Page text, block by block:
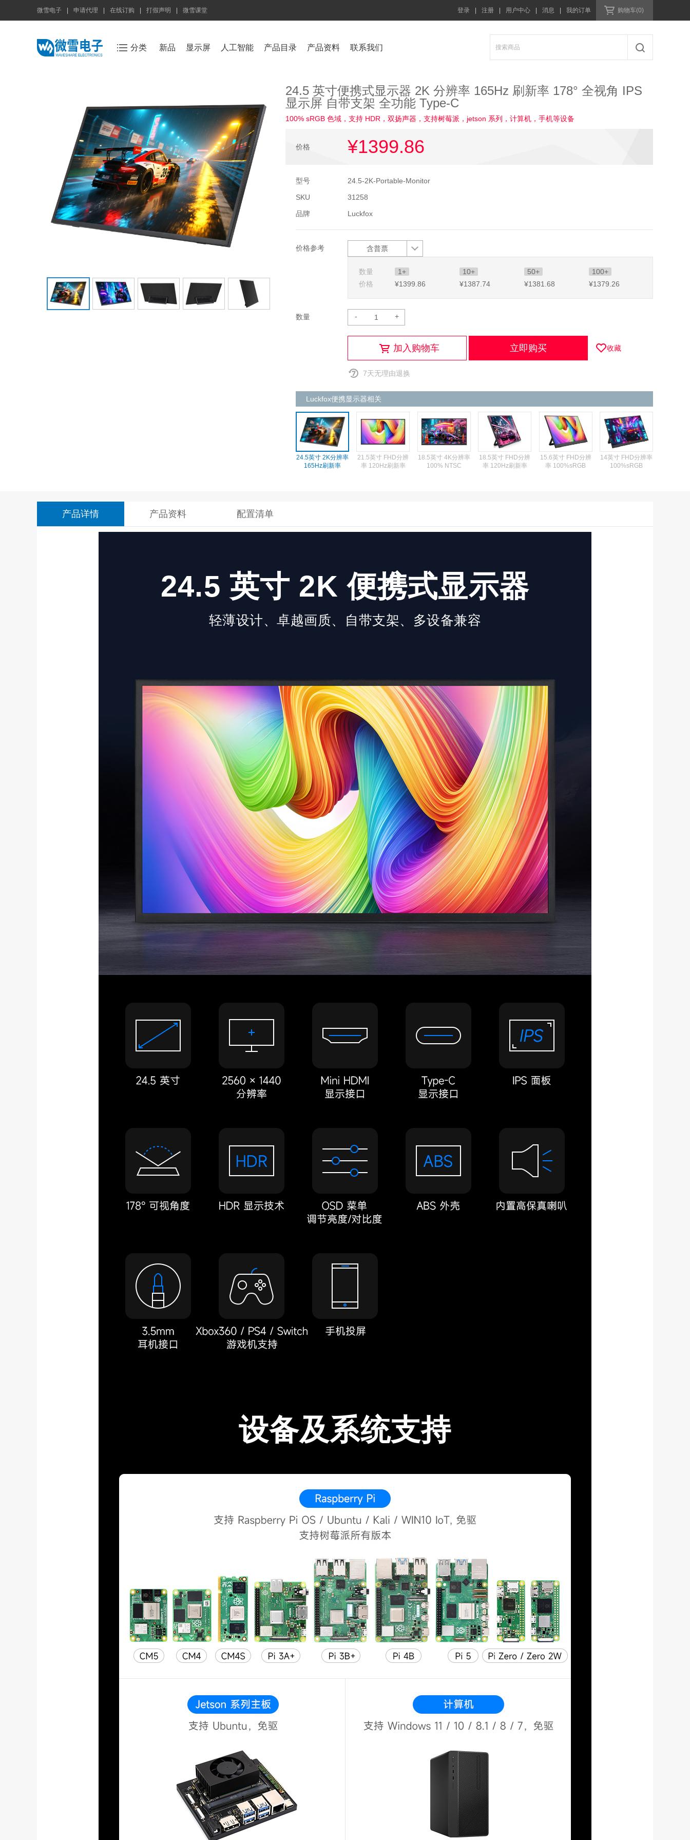
微雪电子 申请代理 在线订购 打假声明 微雪课堂 登录 注册 用户中心 消息 我的订单 购物车(0)
分类 新品 显示屏 人工智能 产品目录 产品资料 联系我们
24.5 英寸便携式显示器 2K 分辨率 165Hz 刷新率 178° 全视角 IPS
显示屏 自带支架 全功能 Type-C
100% sRGB 色域，支持 HDR，双扬声器，支持树莓派，jetson 系列，计算机，手机等设备
价格 ¥1399.86
型号
24.5-2K-Portable-Monitor
SKU
31258
品牌
Luckfox
价格参考 含普票
数量 1+ 10+ 50+
100+
价格
¥1399 .86 ¥1387 .74 ¥1381 .68 ¥1379 .26
数量 - +
加入购物车 立即购买 收藏
7天无理由退换
Luckfox便携显示器相关
24.5英寸 2K分辨率
165Hz刷新率
21.5英寸 FHD分辨
率 120Hz刷新率
18.5英寸 4K分辨率
100% NTSC
18.5英寸 FHD分辨
率 120Hz刷新率
15.6英寸 FHD分辨
率 100%sRGB
14英寸 FHD分辨率
100%sRGB
产品详情 产品资料 配置清单
24.5 英寸 2K 便携式显示器
轻薄设计、卓越画质、自带支架、多设备兼容
设备及系统支持